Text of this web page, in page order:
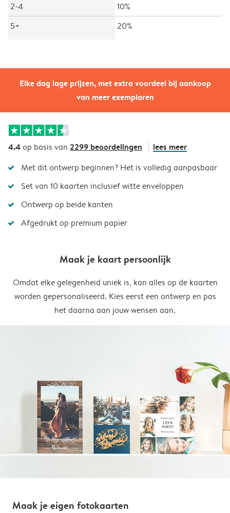
Elke dag lage prijzen, met extra voordeel bij aankoop
van meer exemplaren
2-4
10%
5+
20%
4.4op basis van 2299 beoordelingen lees meer
Met dit ontwerp beginnen? Het is volledig aanpasbaar
Set van 10 kaarten inclusief witte enveloppen
Ontwerp op beide kanten
Afgedrukt op premium papier
Maak je kaart persoonlijk
Omdat elke gelegenheid uniek is, kan alles op de kaarten
worden gepersonaliseerd. Kies eerst een ontwerp en pas
het daarna aan jouw wensen aan.
Maak je eigen fotokaarten